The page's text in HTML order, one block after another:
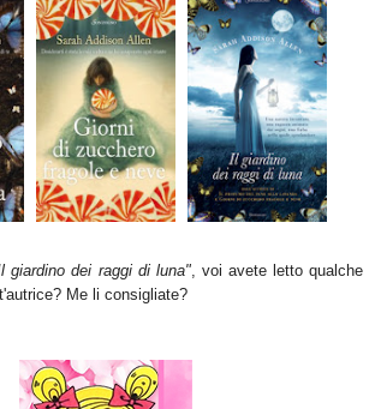
giardino dei raggi di luna", voi avete letto qualche
? Me li consigliate?